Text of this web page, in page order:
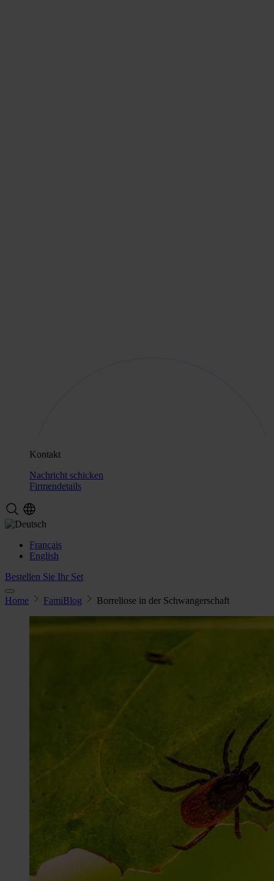
Kontakt
Nachricht schicken
Firmendetails
Français
English
Bestellen Sie Ihr Set
Home FamiBlog Borreliose in der Schwangerschaft